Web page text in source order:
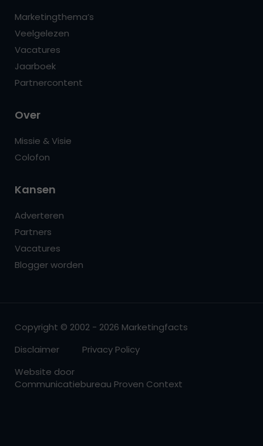
Marketingthema’s
Veelgelezen
Vacatures
Jaarboek
Partnercontent
Over
Missie & Visie
Colofon
Kansen
Adverteren
Partners
Vacatures
Blogger worden
Copyright © 2002 - 2026 Marketingfacts
Disclaimer
Privacy Policy
Website door
Communicatiebureau Proven Context